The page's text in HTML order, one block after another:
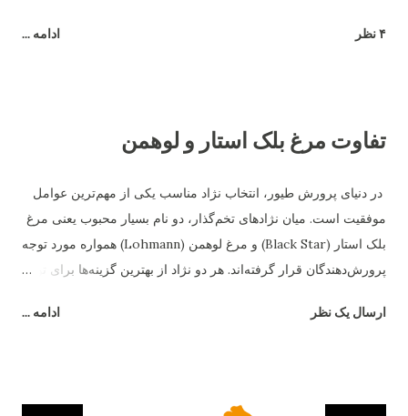
۴ نظر ادامه ...
تفاوت مرغ بلک استار و لوهمن
در دنیای پرورش طیور، انتخاب نژاد مناسب یکی از مهم‌ترین عوامل
موفقیت است. میان نژادهای تخم‌گذار، دو نام بسیار محبوب یعنی مرغ
بلک استار (Black Star) و مرغ لوهمن (Lohmann) همواره مورد توجه
پرورش‌دهندگان قرار گرفته‌اند. هر دو نژاد از بهترین گزینه‌ها برای تولید
نگهداری دارند. در این مقاله به بررسی دقیق تفاوت مرغ بلک استار و
ارسال یک نظر ادامه ...